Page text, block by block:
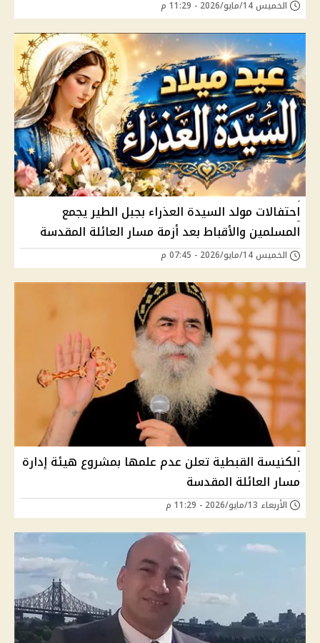
الخميس 14/مايو/2026 - 11:29 م
احتفالات مولد السيدة العذراء بجبل الطير يجمع
المسلمين والأقباط بعد أزمة مسار العائلة المقدسة
الخميس 14/مايو/2026 - 07:45 م
الكنيسة القبطية تعلن عدم علمها بمشروع هيئة إدارة
مسار العائلة المقدسة
الأربعاء 13/مايو/2026 - 11:29 م